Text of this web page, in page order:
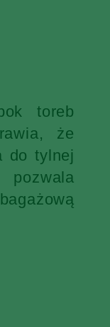
toreb
że
do tylnej